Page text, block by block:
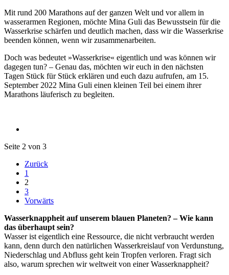
Mit rund 200 Marathons auf der ganzen Welt und vor allem in
wasserarmen Regionen, möchte Mina Guli das Bewusstsein für die
Wasserkrise schärfen und deutlich machen, dass wir die Wasserkrise
beenden können, wenn wir zusammenarbeiten.
Doch was bedeutet »Wasserkrise« eigentlich und was können wir
dagegen tun? – Genau das, möchten wir euch in den nächsten
Tagen Stück für Stück erklären und euch dazu aufrufen, am 15.
September 2022 Mina Guli einen kleinen Teil bei einem ihrer
Marathons läuferisch zu begleiten.
Seite 2 von 3
Zurück
1
2
3
Vorwärts
Wasserknappheit auf unserem blauen Planeten? – Wie kann
das überhaupt sein?
Wasser ist eigentlich eine Ressource, die nicht verbraucht werden
kann, denn durch den natürlichen Wasserkreislauf von Verdunstung,
Niederschlag und Abfluss geht kein Tropfen verloren. Fragt sich
also, warum sprechen wir weltweit von einer Wasserknappheit?